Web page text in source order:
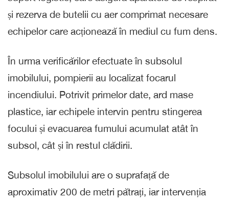
și rezerva de butelii cu aer comprimat necesare
echipelor care acționează în mediul cu fum dens.
În urma verificărilor efectuate în subsolul
imobilului, pompierii au localizat focarul
incendiului. Potrivit primelor date, ard mase
plastice, iar echipele intervin pentru stingerea
focului și evacuarea fumului acumulat atât în
subsol, cât și în restul clădirii.
Subsolul imobilului are o suprafață de
aproximativ 200 de metri pătrați, iar intervenția